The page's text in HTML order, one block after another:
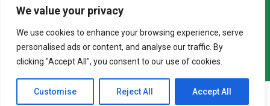
We value your privacy
We use cookies to enhance your browsing experience, serve
personalised ads or content, and analyse our traffic. By
clicking "Accept All", you consent to our use of cookies.
Customise Reject All Accept All
Contact & social
Over ons
Adverteren
Donaties